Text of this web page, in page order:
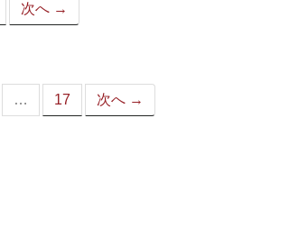
次へ →
… 17 次へ →